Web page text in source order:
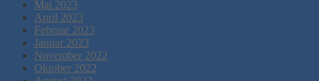
Mai 2023
April 2023
Februar 2023
Januar 2023
November 2022
Oktober 2022